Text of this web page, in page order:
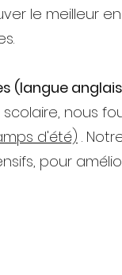
le meilleur
(langue
nous
d'été) .
pour